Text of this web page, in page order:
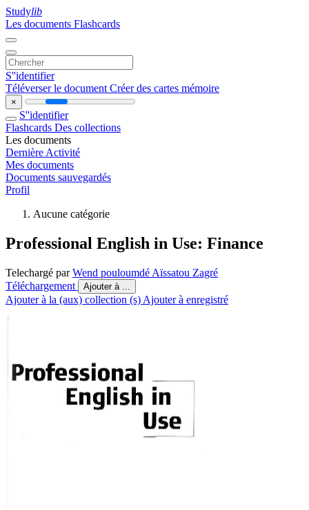
Studylib
Les documents Flashcards
S''identifier
Téléverser le document Créer des cartes mémoire
×
S''identifier
Flashcards Des collections
Les documents
Dernière Activité
Mes documents
Documents sauvegardés
Profil
Aucune catégorie
Professional English in Use: Finance
Telechargé parWend pouloumdé Aïssatou Zagré
Téléchargement
Ajouter à ...
Ajouter à la (aux) collection (s) Ajouter à enregistré